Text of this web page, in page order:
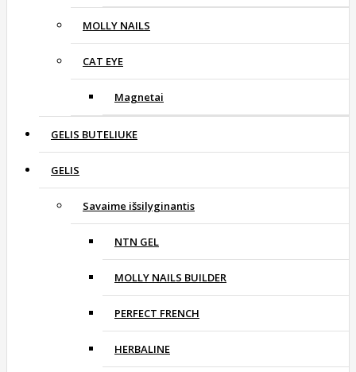
MOLLY NAILS
CAT EYE
Magnetai
GELIS BUTELIUKE
GELIS
Savaime išsilyginantis
NTN GEL
MOLLY NAILS BUILDER
PERFECT FRENCH
HERBALINE